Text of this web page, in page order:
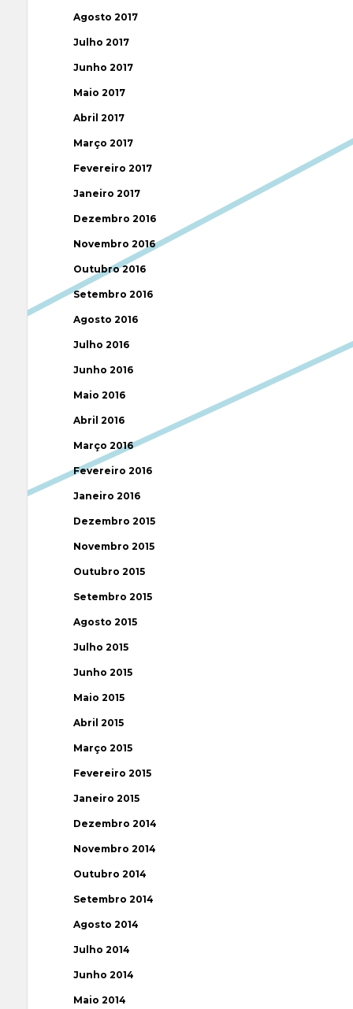
Agosto 2017
Julho 2017
Junho 2017
Maio 2017
Abril 2017
Março 2017
Fevereiro 2017
Janeiro 2017
Dezembro 2016
Novembro 2016
Outubro 2016
Setembro 2016
Agosto 2016
Julho 2016
Junho 2016
Maio 2016
Abril 2016
Março 2016
Fevereiro 2016
Janeiro 2016
Dezembro 2015
Novembro 2015
Outubro 2015
Setembro 2015
Agosto 2015
Julho 2015
Junho 2015
Maio 2015
Abril 2015
Março 2015
Fevereiro 2015
Janeiro 2015
Dezembro 2014
Novembro 2014
Outubro 2014
Setembro 2014
Agosto 2014
Julho 2014
Junho 2014
Maio 2014